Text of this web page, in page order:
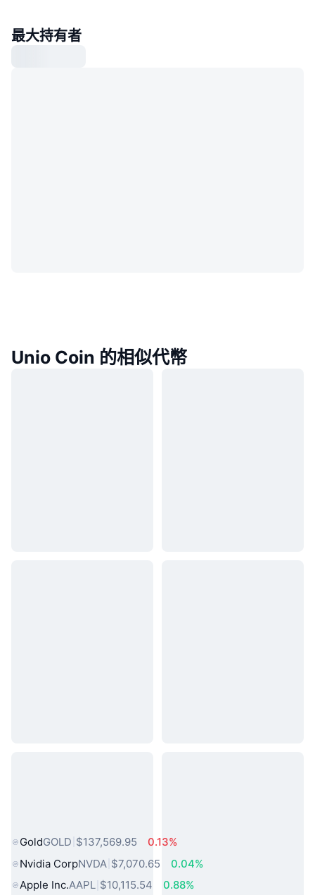
最大持有者
Unio Coin 的相似代幣
GoldGOLD $137,569.95
0.13%
Nvidia CorpNVDA $7,070.65
0.04%
Apple Inc.AAPL $10,115.54 0.88%